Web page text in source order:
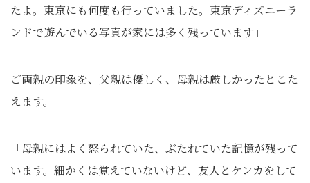
たよ。東京にも何度も行っていました。東京ディズニーラ
ンドで遊んでいる写真が家には多く残っています」
ご両親の印象を、父親は優しく、母親は厳しかったとこた
えます。
「母親にはよく怒られていた、ぶたれていた記憶が残って
います。細かくは覚えていないけど、友人とケンカをして